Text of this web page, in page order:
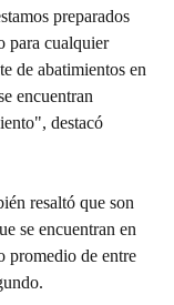
preparados
para cualquier
de abatimientos en
encuentran
destacó
resaltó que son
se encuentran en
promedio de entre